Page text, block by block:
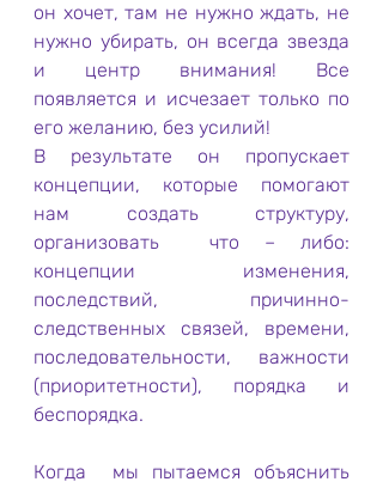
он хочет, там не нужно ждать, не
нужно убирать, он всегда звезда
и центр внимания! Все
появляется и исчезает только по
его желанию, без усилий!
В результате он пропускает
концепции, которые помогают
нам создать структуру,
организовать  что – либо:
концепции изменения,
последствий, причинно-
следственных связей, времени,
последовательности, важности
(приоритетности), порядка и
беспорядка.
Когда  мы пытаемся объяснить